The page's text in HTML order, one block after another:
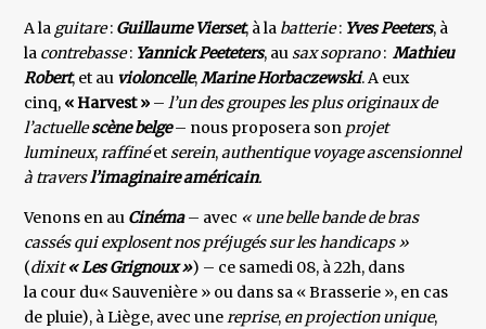
A la guitare: Guillaume Vierset, à la batterie: Yves Peeters, à
la contrebasse: Yannick Peeteters, ausax soprano: Mathieu
Robert, et au violoncelle,Marine Horbaczewski. A eux
cinq, « Harvest » – l’un des groupes les plus originaux de
l’actuellescène belge– nous proposera son projet
lumineux,raffinéetserein,authentique voyage ascensionnel
à traversl’imaginaire américain.
Venons en au Cinéma– avec « une belle bande de bras
cassés qui explosent nos préjugés sur les handicaps »
(dixit« Les Grignoux ») – ce samedi 08, à 22h, dans
la cour du« Sauvenière » ou dans sa « Brasserie », en cas
de pluie), à Liège, avec unereprise, en projection unique,